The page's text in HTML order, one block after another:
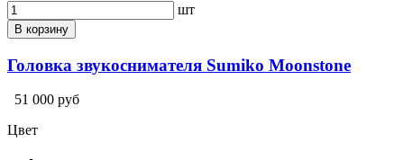
шт
В корзину
Головка звукоснимателя Sumiko Moonstone
51 000 руб
Цвет